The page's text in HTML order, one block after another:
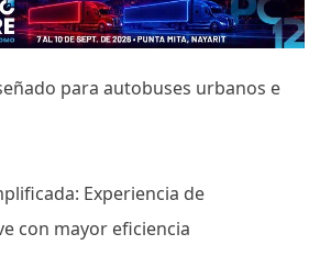
para autobuses urbanos e
Experiencia de
con mayor eficiencia